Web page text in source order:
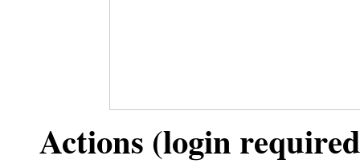
Actions (login